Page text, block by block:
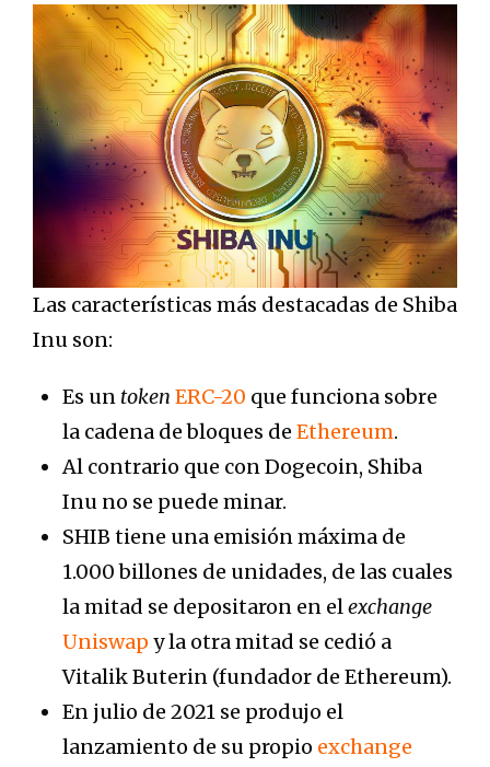
Las características más destacadas de Shiba
Inu son:
Es un token ERC-20 que funciona sobre
la cadena de bloques de Ethereum.
Al contrario que con Dogecoin, Shiba
Inu no se puede minar.
SHIB tiene una emisión máxima de
1.000 billones de unidades, de las cuales
la mitad se depositaron en el exchange
Uniswap y la otra mitad se cedió a
Vitalik Buterin (fundador de Ethereum).
En julio de 2021 se produjo el
lanzamiento de su propio exchange